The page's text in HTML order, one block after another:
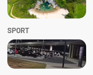
SPORT